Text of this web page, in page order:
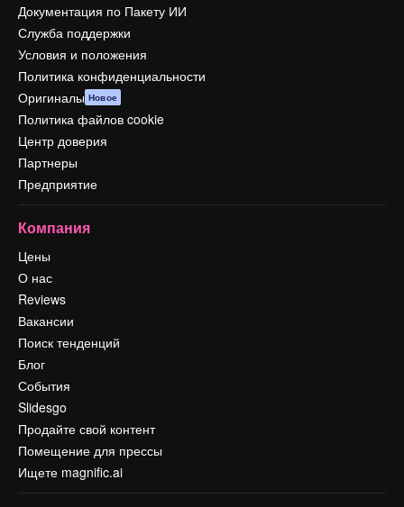
Документация по Пакету ИИ
Служба поддержки
Условия и положения
Политика конфиденциальности
Оригиналы Новое
Политика файлов cookie
Центр доверия
Партнеры
Предприятие
Компания
Цены
О нас
Reviews
Вакансии
Поиск тенденций
Блог
События
Slidesgo
Продайте свой контент
Помещение для прессы
Ищете magnific.ai